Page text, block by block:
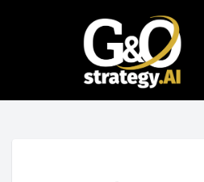
Audit IA & Maturité
Organisationnelle